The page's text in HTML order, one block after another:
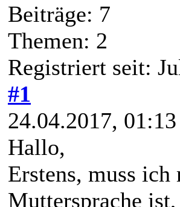
Beiträge: 7
Themen: 2
Registriert seit:
#1
24.04.2017, 01:13
Hallo,
Erstens, muss
Muttersprache